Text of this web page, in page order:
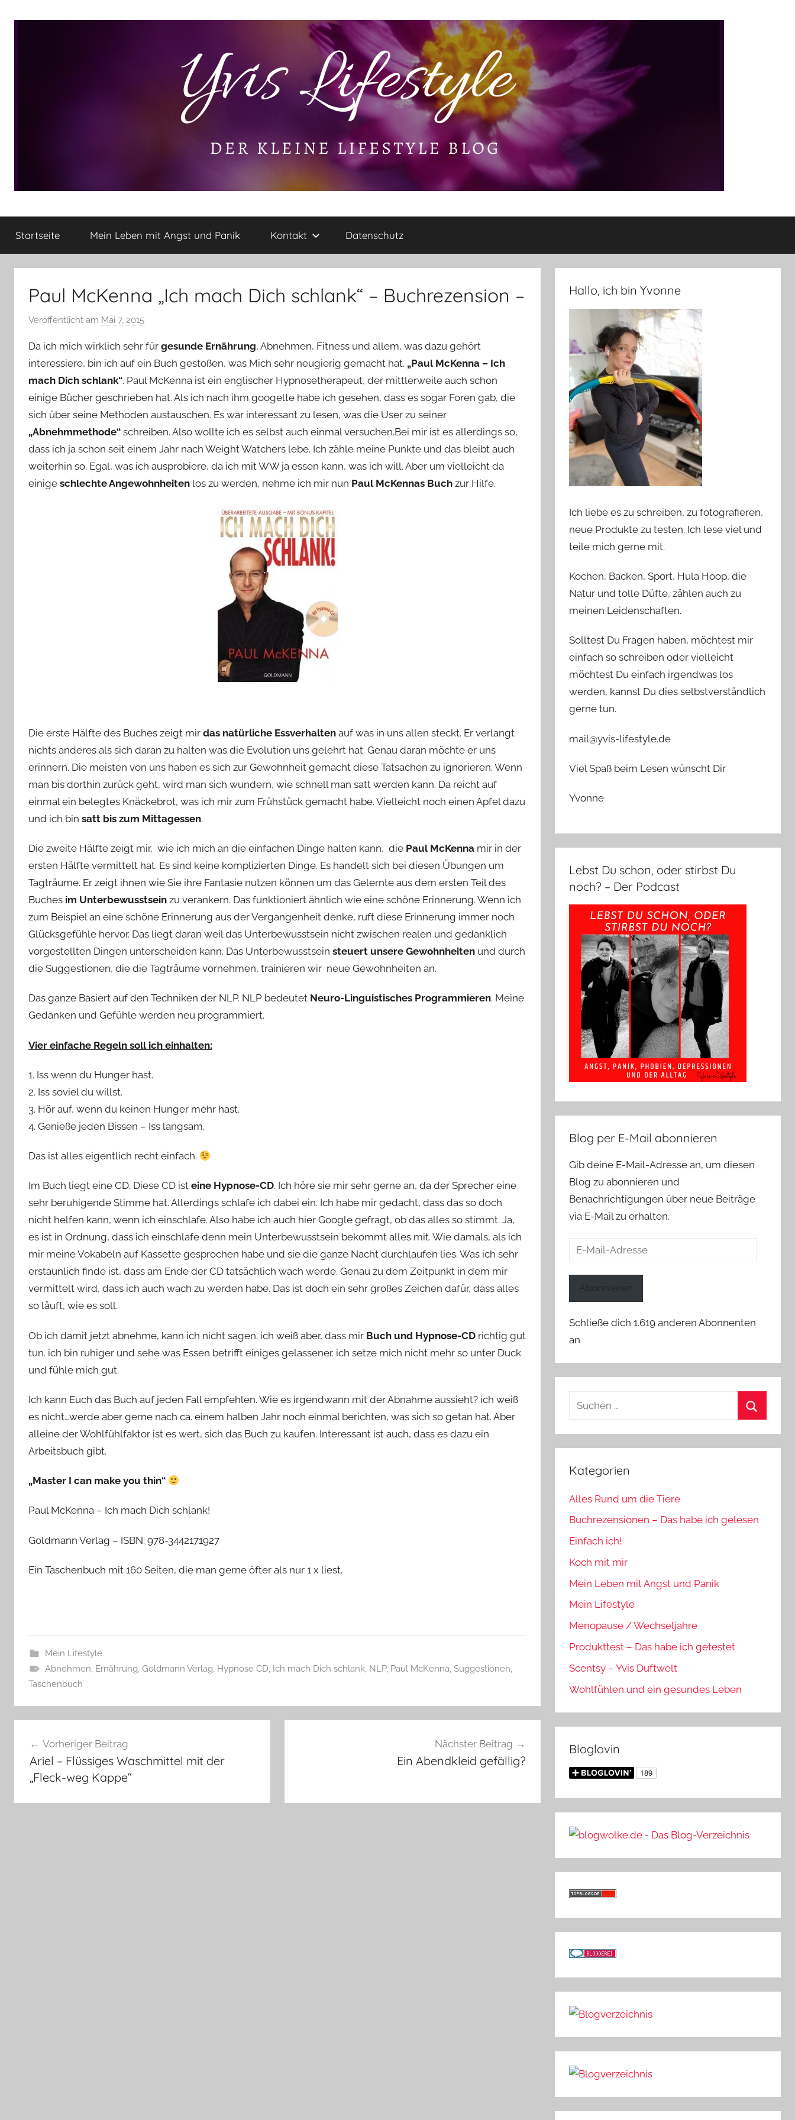
Yvis
Lifestyle
kleine
Lifestyle
Rezensionen,
vieles
mehr
Startseite Mein Leben mit Angst und Panik Kontakt Datenschutz
Paul McKenna „Ich mach Dich schlank“ – Buchrezension –
Veröffentlicht am Mai 7, 2015
n
Y
v
o
n
n
Da ich mich wirklich sehr für gesunde Ernährung, Abnehmen, Fitness und allem, was dazu gehört
interessiere, bin ich auf ein Buch gestoßen, was Mich sehr neugierig gemacht hat. „Paul McKenna – Ich
mach Dich schlank“. Paul McKenna ist ein englischer Hypnosetherapeut, der mittlerweile auch schon
einige Bücher geschrieben hat. Als ich nach ihm googelte habe ich gesehen, dass es sogar Foren gab, die
sich über seine Methoden austauschen. Es war interessant zu lesen, was die User zu seiner
„Abnehmmethode“ schreiben. Also wollte ich es selbst auch einmal versuchen.Bei mir ist es allerdings so,
dass ich ja schon seit einem Jahr nach Weight Watchers lebe. Ich zähle meine Punkte und das bleibt auch
weiterhin so. Egal, was ich ausprobiere, da ich mit WW ja essen kann, was ich will. Aber um vielleicht da
einige schlechte Angewohnheiten los zu werden, nehme ich mir nun Paul McKennas Buch zur Hilfe.
Die erste Hälfte des Buches zeigt mir das natürliche Essverhalten auf was in uns allen steckt. Er verlangt
nichts anderes als sich daran zu halten was die Evolution uns gelehrt hat. Genau daran möchte er uns
erinnern. Die meisten von uns haben es sich zur Gewohnheit gemacht diese Tatsachen zu ignorieren. Wenn
man bis dorthin zurück geht, wird man sich wundern, wie schnell man satt werden kann. Da reicht auf
einmal ein belegtes Knäckebrot, was ich mir zum Frühstück gemacht habe. Vielleicht noch einen Apfel dazu
und ich bin satt bis zum Mittagessen.
Die zweite Hälfte zeigt mir, wie ich mich an die einfachen Dinge halten kann, die Paul McKenna mir in der
ersten Hälfte vermittelt hat. Es sind keine komplizierten Dinge. Es handelt sich bei diesen Übungen um
Tagträume. Er zeigt ihnen wie Sie ihre Fantasie nutzen können um das Gelernte aus dem ersten Teil des
Buches im Unterbewusstsein zu verankern. Das funktioniert ähnlich wie eine schöne Erinnerung. Wenn ich
zum Beispiel an eine schöne Erinnerung aus der Vergangenheit denke, ruft diese Erinnerung immer noch
Glücksgefühle hervor. Das liegt daran weil das Unterbewusstsein nicht zwischen realen und gedanklich
vorgestellten Dingen unterscheiden kann. Das Unterbewusstsein steuert unsere Gewohnheiten und durch
die Suggestionen, die die Tagträume vornehmen, trainieren wir neue Gewohnheiten an.
Das ganze Basiert auf den Techniken der NLP. NLP bedeutet Neuro-Linguistisches Programmieren. Meine
Gedanken und Gefühle werden neu programmiert.
Vier einfache Regeln soll ich einhalten:
1. Iss wenn du Hunger hast.
2. Iss soviel du willst.
3. Hör auf, wenn du keinen Hunger mehr hast.
4. Genieße jeden Bissen – Iss langsam.
Das ist alles eigentlich recht einfach.
Im Buch liegt eine CD. Diese CD ist eine Hypnose-CD. Ich höre sie mir sehr gerne an, da der Sprecher eine
sehr beruhigende Stimme hat. Allerdings schlafe ich dabei ein. Ich habe mir gedacht, dass das so doch
nicht helfen kann, wenn ich einschlafe. Also habe ich auch hier Google gefragt, ob das alles so stimmt. Ja,
es ist in Ordnung, dass ich einschlafe denn mein Unterbewusstsein bekommt alles mit. Wie damals, als ich
mir meine Vokabeln auf Kassette gesprochen habe und sie die ganze Nacht durchlaufen lies. Was ich sehr
erstaunlich finde ist, dass am Ende der CD tatsächlich wach werde. Genau zu dem Zeitpunkt in dem mir
vermittelt wird, dass ich auch wach zu werden habe. Das ist doch ein sehr großes Zeichen dafür, dass alles
so läuft, wie es soll.
Ob ich damit jetzt abnehme, kann ich nicht sagen. ich weiß aber, dass mir Buch und Hypnose-CD richtig gut
tun. ich bin ruhiger und sehe was Essen betrifft einiges gelassener. ich setze mich nicht mehr so unter Duck
und fühle mich gut.
Ich kann Euch das Buch auf jeden Fall empfehlen. Wie es irgendwann mit der Abnahme aussieht? ich weiß
es nicht…werde aber gerne nach ca. einem halben Jahr noch einmal berichten, was sich so getan hat. Aber
alleine der Wohlfühlfaktor ist es wert, sich das Buch zu kaufen. Interessant ist auch, dass es dazu ein
Arbeitsbuch gibt.
„Master I can make you thin“
Paul McKenna – Ich mach Dich schlank!
Goldmann Verlag – ISBN: 978-3442171927
Ein Taschenbuch mit 160 Seiten, die man gerne öfter als nur 1 x liest.
Mein Lifestyle
Abnehmen, Ernährung, Goldmann Verlag, Hypnose CD, Ich mach Dich schlank, NLP, Paul McKenna, Suggestionen,
Taschenbuch
Vorheriger Beitrag
Ariel – Flüssiges Waschmittel mit der
„Fleck-weg Kappe“
Nächster Beitrag
Ein Abendkleid gefällig?
Hallo, ich bin Yvonne
Ich liebe es zu schreiben, zu fotografieren,
neue Produkte zu testen. Ich lese viel und
teile mich gerne mit.
Kochen, Backen, Sport, Hula Hoop, die
Natur und tolle Düfte, zählen auch zu
meinen Leidenschaften.
Solltest Du Fragen haben, möchtest mir
einfach so schreiben oder vielleicht
möchtest Du einfach irgendwas los
werden, kannst Du dies selbstverständlich
gerne tun.
mail@yvis-lifestyle.de
Viel Spaß beim Lesen wünscht Dir
Yvonne
Lebst Du schon, oder stirbst Du
noch? – Der Podcast
Blog per E-Mail abonnieren
Gib deine E-Mail-Adresse an, um diesen
Blog zu abonnieren und
Benachrichtigungen über neue Beiträge
via E-Mail zu erhalten.
E-
Abonnieren
Schließe dich 1.619 anderen Abonnenten
an
Suchen
Kategorien
Alles Rund um die Tiere
Buchrezensionen – Das habe ich gelesen
Einfach ich!
Koch mit mir
Mein Leben mit Angst und Panik
Mein Lifestyle
Menopause / Wechseljahre
Produkttest – Das habe ich getestet
Scentsy – Yvis Duftwelt
Wohlfühlen und ein gesundes Leben
Bloglovin